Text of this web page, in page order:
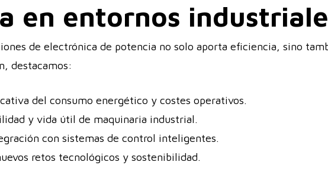
en entornos
de electrónica de potencia no solo aporta eficiencia, sino
destacamos:
del consumo energético y costes operativos.
y vida útil de maquinaria industrial.
con sistemas de control inteligentes.
retos tecnológicos y sostenibilidad.